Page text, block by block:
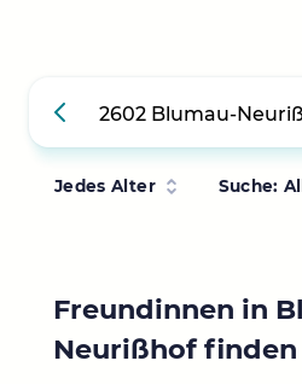
Jedes Alter Suche:
Freundinnen in
Neurißhof finden